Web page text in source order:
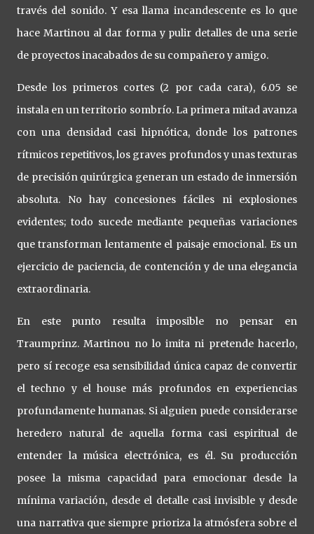
través del sonido. Y esa llama incandescente es lo que
hace Martinou al dar forma y pulir detalles de una serie
de proyectos inacabados de su compañero y amigo.
Desde los primeros cortes (2 por cada cara), 6.05 se
instala en un territorio sombrío. La primera mitad avanza
con una densidad casi hipnótica, donde los patrones
rítmicos repetitivos, los graves profundos y unas texturas
de precisión quirúrgica generan un estado de inmersión
absoluta. No hay concesiones fáciles ni explosiones
evidentes; todo sucede mediante pequeñas variaciones
que transforman lentamente el paisaje emocional. Es un
ejercicio de paciencia, de contención y de una elegancia
extraordinaria.
En este punto resulta imposible no pensar en
Traumprinz. Martinou no lo imita ni pretende hacerlo,
pero sí recoge esa sensibilidad única capaz de convertir
el techno y el house más profundos en experiencias
profundamente humanas. Si alguien puede considerarse
heredero natural de aquella forma casi espiritual de
entender la música electrónica, es él. Su producción
posee la misma capacidad para emocionar desde la
mínima variación, desde el detalle casi invisible y desde
una narrativa que siempre prioriza la atmósfera sobre el